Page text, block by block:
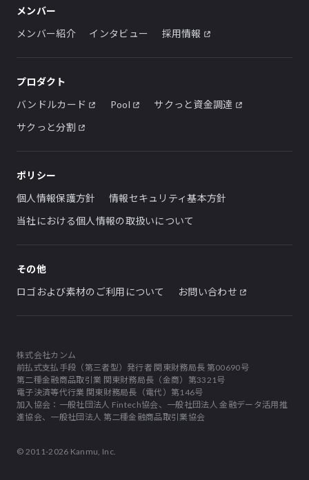
メンバー
メンバー紹介
インタビュー 採用情報
プロダクト
バンドルカード
Pool
サクっと資金調達
サクっと分割
ポリシー
個人情報保護方針
情報セキュリティ基本方針
当社における個人情報の取扱いについて
その他
ロゴおよび素材のご利用について
お問い合わせ
株式会社カンム
前払式支払手段（第三者型）発行者 関東財務局長 第00690号
第二種金融商品取引業 関東財務局長（金商）第3321号
電子決済等代行業 関東財務局長（電代）第146号
加入協会：一般社団法人 Fintech協会、一般社団法人 金融データ活用推
進協会、一般社団法人 第二種金融商品取引業協会
© 2011-2026 Kanmu, Inc.